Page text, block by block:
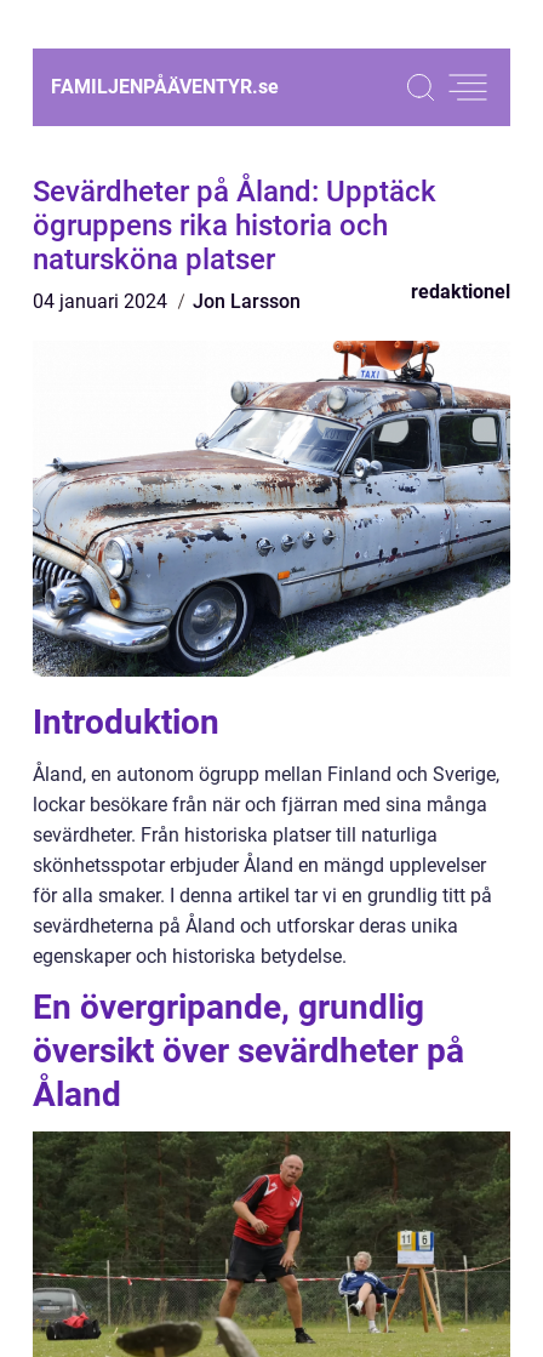
FAMILJENPÅÄVENTYR.se
Sevärdheter på Åland: Upptäck
ögruppens rika historia och
natursköna platser
04 januari 2024 Jon Larsson redaktionel
Introduktion
Åland, en autonom ögrupp mellan Finland och Sverige,
lockar besökare från när och fjärran med sina många
sevärdheter. Från historiska platser till naturliga
skönhetsspotar erbjuder Åland en mängd upplevelser
för alla smaker. I denna artikel tar vi en grundlig titt på
sevärdheterna på Åland och utforskar deras unika
egenskaper och historiska betydelse.
En övergripande, grundlig
översikt över sevärdheter på
Åland